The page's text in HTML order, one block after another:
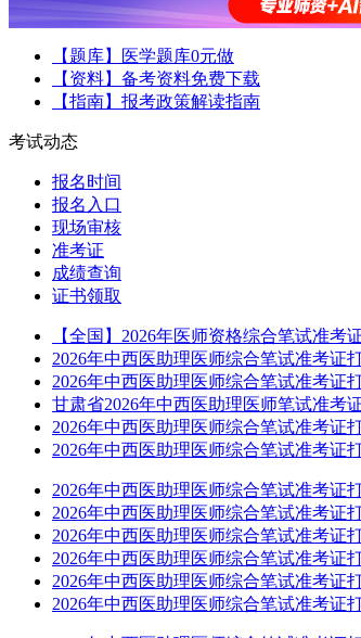
【题库】医学题库0元做
【资料】备考资料免费下载
【指南】报考政策解读指南
考试动态
报名时间
报名入口
现场审核
准考证
成绩查询
证书领取
【全国】2026年医师资格综合笔试准考
2026年中西医助理医师综合笔试准考证
2026年中西医助理医师综合笔试准考证
甘肃省2026年中西医助理医师笔试准考
2026年中西医助理医师综合笔试准考证
2026年中西医助理医师综合笔试准考证
2026年中西医助理医师综合笔试准考证
2026年中西医助理医师综合笔试准考证
2026年中西医助理医师综合笔试准考证
2026年中西医助理医师综合笔试准考证
2026年中西医助理医师综合笔试准考证
2026年中西医助理医师综合笔试准考证